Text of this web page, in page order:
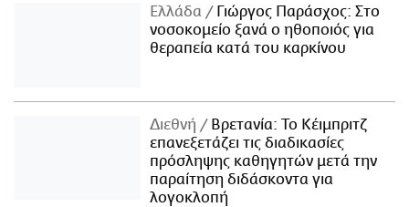
Ελλάδα
Γιώργος Παράσχος: Στο
νοσοκομείο ξανά ο ηθοποιός για
θεραπεία κατά του καρκίνου
Διεθνή
Βρετανία: Το Κέιμπριτζ
επανεξετάζει τις διαδικασίες
πρόσληψης καθηγητών μετά την
παραίτηση διδάσκοντα για
λογοκλοπή